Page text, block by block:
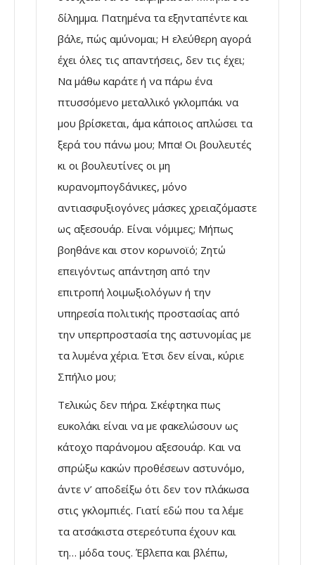
δίλημμα. Πατημένα τα εξηνταπέντε και
βάλε, πώς αμύνομαι; Η ελεύθερη αγορά
έχει όλες τις απαντήσεις, δεν τις έχει;
Να μάθω καράτε ή να πάρω ένα
πτυσσόμενο μεταλλικό γκλομπάκι να
μου βρίσκεται, άμα κάποιος απλώσει τα
ξερά του πάνω μου; Μπα! Οι βουλευτές
κι οι βουλευτίνες οι μη
κυρανομπογδάνικες, μόνο
αντιασφυξιογόνες μάσκες χρειαζόμαστε
ως αξεσουάρ. Είναι νόμιμες; Μήπως
βοηθάνε και στον κορωνοϊό; Ζητώ
επειγόντως απάντηση από την
επιτροπή λοιμωξιολόγων ή την
υπηρεσία πολιτικής προστασίας από
την υπερπροστασία της αστυνομίας με
τα λυμένα χέρια. Έτσι δεν είναι, κύριε
Σπήλιο μου;
Τελικώς δεν πήρα. Σκέφτηκα πως
ευκολάκι είναι να με φακελώσουν ως
κάτοχο παράνομου αξεσουάρ. Και να
σπρώξω κακών προθέσεων αστυνόμο,
άντε ν’ αποδείξω ότι δεν τον πλάκωσα
στις γκλομπιές. Γιατί εδώ που τα λέμε
τα ατσάκιστα στερεότυπα έχουν και
τη… μόδα τους. Έβλεπα και βλέπω,